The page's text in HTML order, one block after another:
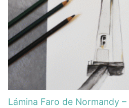
Lámina Faro de Normandy –